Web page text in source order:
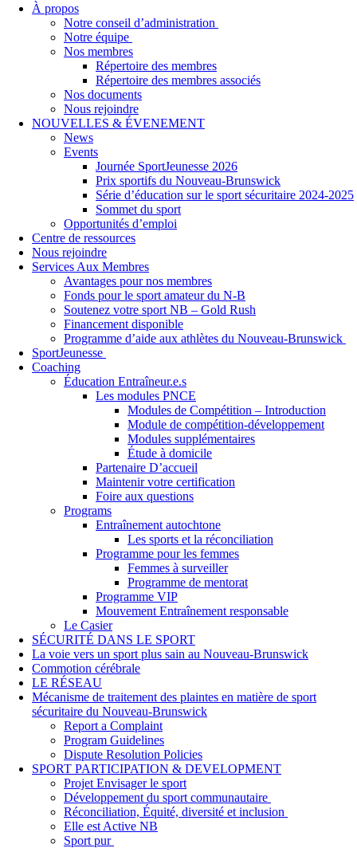
À propos
Notre conseil d’administration
Notre équipe
Nos membres
Répertoire des membres
Répertoire des membres associés
Nos documents
Nous rejoindre
NOUVELLES & ÉVENEMENT
News
Events
Journée SportJeunesse 2026
Prix sportifs du Nouveau-Brunswick
Série d’éducation sur le sport sécuritaire 2024-2025
Sommet du sport
Opportunités d’emploi
Centre de ressources
Nous rejoindre
Services Aux Membres
Avantages pour nos membres
Fonds pour le sport amateur du N-B
Soutenez votre sport NB – Gold Rush
Financement disponible
Programme d’aide aux athlètes du Nouveau-Brunswick
SportJeunesse
Coaching
Éducation Entraîneur.e.s
Les modules PNCE
Modules de Compétition – Introduction
Module de compétition-développement
Modules supplémentaires
Étude à domicile
Partenaire D’accueil
Maintenir votre certification
Foire aux questions
Programs
Entraînement autochtone
Les sports et la réconciliation
Programme pour les femmes
Femmes à surveiller
Programme de mentorat
Programme VIP
Mouvement Entraînement responsable
Le Casier
SÉCURITÉ DANS LE SPORT
La voie vers un sport plus sain au Nouveau-Brunswick
Commotion cérébrale
LE RÉSEAU
Mécanisme de traitement des plaintes en matière de sport
sécuritaire du Nouveau-Brunswick
Report a Complaint
Program Guidelines
Dispute Resolution Policies
SPORT PARTICIPATION & DEVELOPMENT
Projet Envisager le sport
Développement du sport communautaire
Réconciliation, Équité, diversité et inclusion
Elle est Active NB
Sport pur